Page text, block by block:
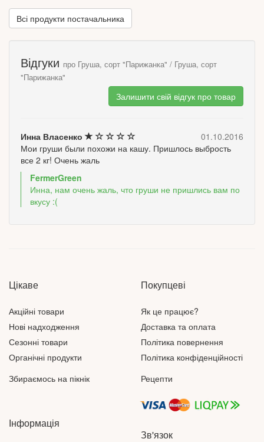
Всі продукти постачальника
Відгуки про Груша, сорт "Парижанка" / Груша, сорт
"Парижанка"
Залишити свій відгук про товар
Инна Власенко
01.10.2016
Мои груши были похожи на кашу. Пришлось выбрость
все 2 кг! Очень жаль
FermerGreen
Инна, нам очень жаль, что груши не пришлись вам по
вкусу :(
Цікаве
Акційні товари
Нові надходження
Сезонні товари
Органічні продукти
Збираємось на пікнік
Покупцеві
Як це працює?
Доставка та оплата
Політика повернення
Політика конфіденційності
Рецепти
Інформація
Зв'язок